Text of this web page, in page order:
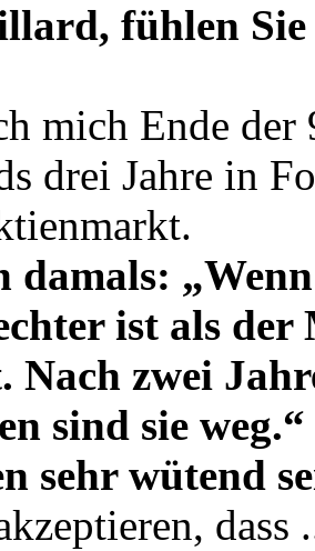
fühlen
mich Ende
drei Jahre in
damals:
ist als
Nach zwei
sind sie
sehr wütend
dass